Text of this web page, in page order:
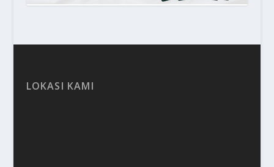
LOKASI KAMI